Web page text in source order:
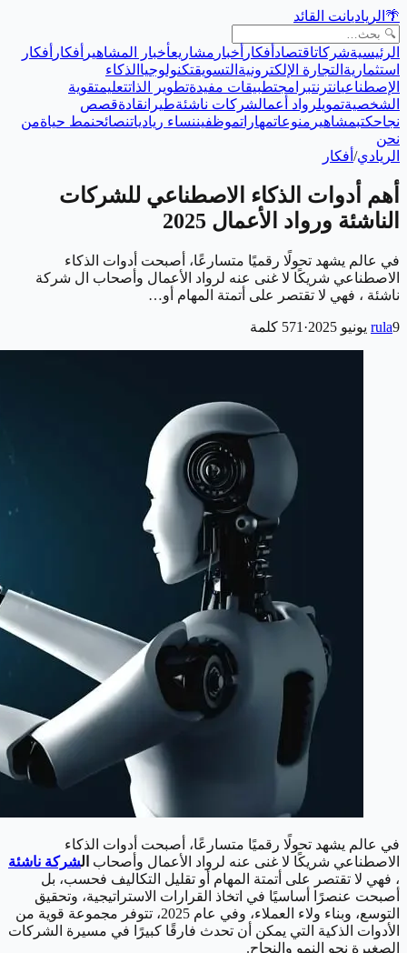
🌴 الرياديانت القائد
الرئيسيةشركاتاقتصاد أفكار أخبار مشاريعأخبار المشاهير أفكار أفكار
استثمارية التجارة الإلكترونية التسويقتكنولوجيا الذكاء
الإصطناعيانترنتبرامجتطبيقات مفيدةتطوير الذاتتعليمتقوية
الشخصيةتمويلرواد أعمالشركات ناشئةطيرانقادةقصص
نجاحكتبمشاهير منوعاتمهاراتموظفيننساء ريادياتنصائحنمط حياةمن
نحن
الريادي/ أفكار
أهم أدوات الذكاء الاصطناعي للشركات
الناشئة ورواد الأعمال 2025
في عالم يشهد تحولًا رقميًا متسارعًا، أصبحت أدوات الذكاء
الاصطناعي شريكًا لا غنى عنه لرواد الأعمال وأصحاب ال شركة
ناشئة ، فهي لا تقتصر على أتمتة المهام أو…
rula9 يونيو 2025 ·
571 كلمة
في عالم يشهد تحولًا رقميًا متسارعًا، أصبحت أدوات الذكاء
الاصطناعي شريكًا لا غنى عنه لرواد الأعمال وأصحاب الشركة ناشئة
، فهي لا تقتصر على أتمتة المهام أو تقليل التكاليف فحسب، بل
أصبحت عنصرًا أساسيًا في اتخاذ القرارات الاستراتيجية، وتحقيق
التوسع، وبناء ولاء العملاء، وفي عام 2025، تتوفر مجموعة قوية من
الأدوات الذكية التي يمكن أن تحدث فارقًا كبيرًا في مسيرة الشركات
الصغيرة نحو النمو والنجاح.